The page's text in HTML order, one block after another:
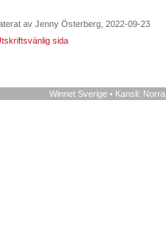
av Jenny Österberg, 2022-09-23
sida
Winnet Sverige • Kansli: